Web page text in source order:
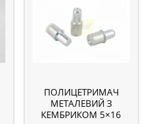
ПОЛИЦЕТРИМАЧ
МЕТАЛЕВИЙ З
КЕМБРИКОМ 5×16